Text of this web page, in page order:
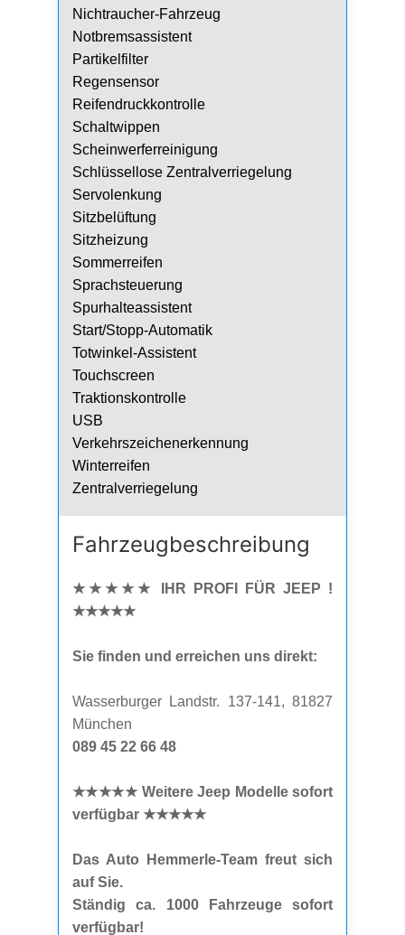
Nichtraucher-Fahrzeug
Notbremsassistent
Partikelfilter
Regensensor
Reifendruckkontrolle
Schaltwippen
Scheinwerferreinigung
Schlüssellose Zentralverriegelung
Servolenkung
Sitzbelüftung
Sitzheizung
Sommerreifen
Sprachsteuerung
Spurhalteassistent
Start/Stopp-Automatik
Totwinkel-Assistent
Touchscreen
Traktionskontrolle
USB
Verkehrszeichenerkennung
Winterreifen
Zentralverriegelung
Fahrzeug­beschreibung
★★★★★ IHR PROFI FÜR JEEP !
★★★★★
Sie finden und erreichen uns direkt:
Wasserburger Landstr. 137-141, 81827
München
089 45 22 66 48
★★★★★ Weitere Jeep Modelle sofort
verfügbar ★★★★★
Das Auto Hemmerle-Team freut sich
auf Sie.
Ständig ca. 1000 Fahrzeuge sofort
verfügbar!